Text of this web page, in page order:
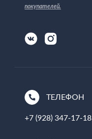
покупателей.
ТЕЛЕФОН
+7 (928) 347-17-18